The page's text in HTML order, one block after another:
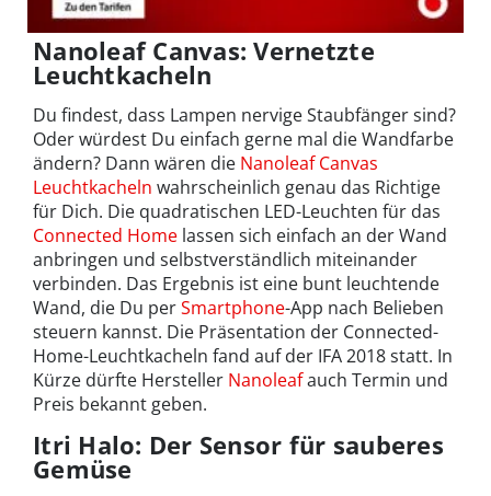
Nanoleaf Canvas: Vernetzte
Leuchtkacheln
Du findest, dass Lampen nervige Staubfänger sind?
Oder würdest Du einfach gerne mal die Wandfarbe
ändern? Dann wären die Nanoleaf Canvas
Leuchtkacheln wahrscheinlich genau das Richtige
für Dich. Die quadratischen LED-Leuchten für das
Connected Home lassen sich einfach an der Wand
anbringen und selbstverständlich miteinander
verbinden. Das Ergebnis ist eine bunt leuchtende
Wand, die Du perSmartphone-App nach Belieben
steuern kannst. Die Präsentation der Connected-
Home-Leuchtkacheln fand auf der IFA 2018 statt. In
Kürze dürfte Hersteller Nanoleafauch Termin und
Preis bekannt geben.
Itri Halo: Der Sensor für sauberes
Gemüse